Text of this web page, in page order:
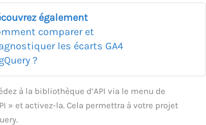
également
comparer et
les écarts GA4
?
à la bibliothèque d’API via le menu de
» et activez-la. Cela permettra à votre projet